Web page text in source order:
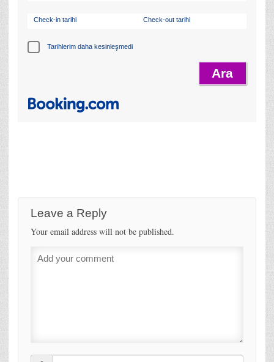
Check-in tarihi Check-out tarihi
Tarihlerim daha kesinleşmedi
Leave a Reply
Your email address will not be published.